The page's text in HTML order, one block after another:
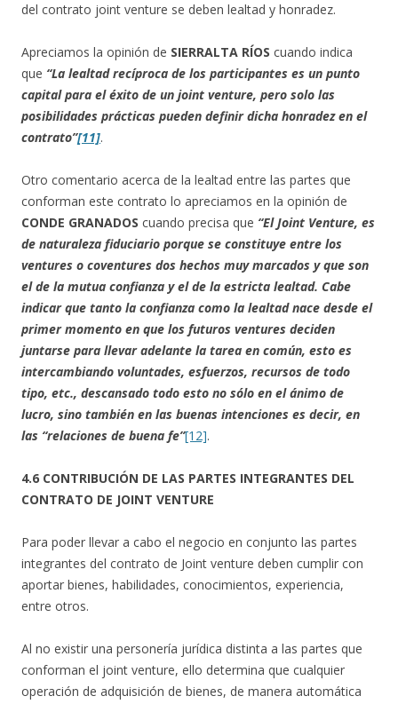
del contrato joint venture se deben lealtad y honradez.
Apreciamos la opinión de SIERRALTA RÍOS cuando indica
que “La lealtad recíproca de los participantes es un punto
capital para el éxito de un joint venture, pero solo las
posibilidades prácticas pueden definir dicha honradez en el
contrato”[11].
Otro comentario acerca de la lealtad entre las partes que
conforman este contrato lo apreciamos en la opinión de
CONDE GRANADOS cuando precisa que “El Joint Venture, es
de naturaleza fiduciario porque se constituye entre los
ventures o coventures dos hechos muy marcados y que son
el de la mutua confianza y el de la estricta lealtad. Cabe
indicar que tanto la confianza como la lealtad nace desde el
primer momento en que los futuros ventures deciden
juntarse para llevar adelante la tarea en común, esto es
intercambiando voluntades, esfuerzos, recursos de todo
tipo, etc., descansado todo esto no sólo en el ánimo de
lucro, sino también en las buenas intenciones es decir, en
las “relaciones de buena fe”[12].
4.6 CONTRIBUCIÓN DE LAS PARTES INTEGRANTES DEL
CONTRATO DE JOINT VENTURE
Para poder llevar a cabo el negocio en conjunto las partes
integrantes del contrato de Joint venture deben cumplir con
aportar bienes, habilidades, conocimientos, experiencia,
entre otros.
Al no existir una personería jurídica distinta a las partes que
conforman el joint venture, ello determina que cualquier
operación de adquisición de bienes, de manera automática